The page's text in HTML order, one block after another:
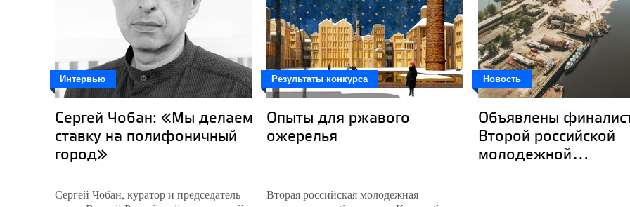
Интервью
Сергей Чобан: «Мы делаем
ставку на полифоничный
город»
Сергей Чобан, куратор и председатель
Результаты конкурса
Опыты для ржавого
ожерелья
Вторая российская молодежная
Новость
Объявлены
Второй российской
молодежной...